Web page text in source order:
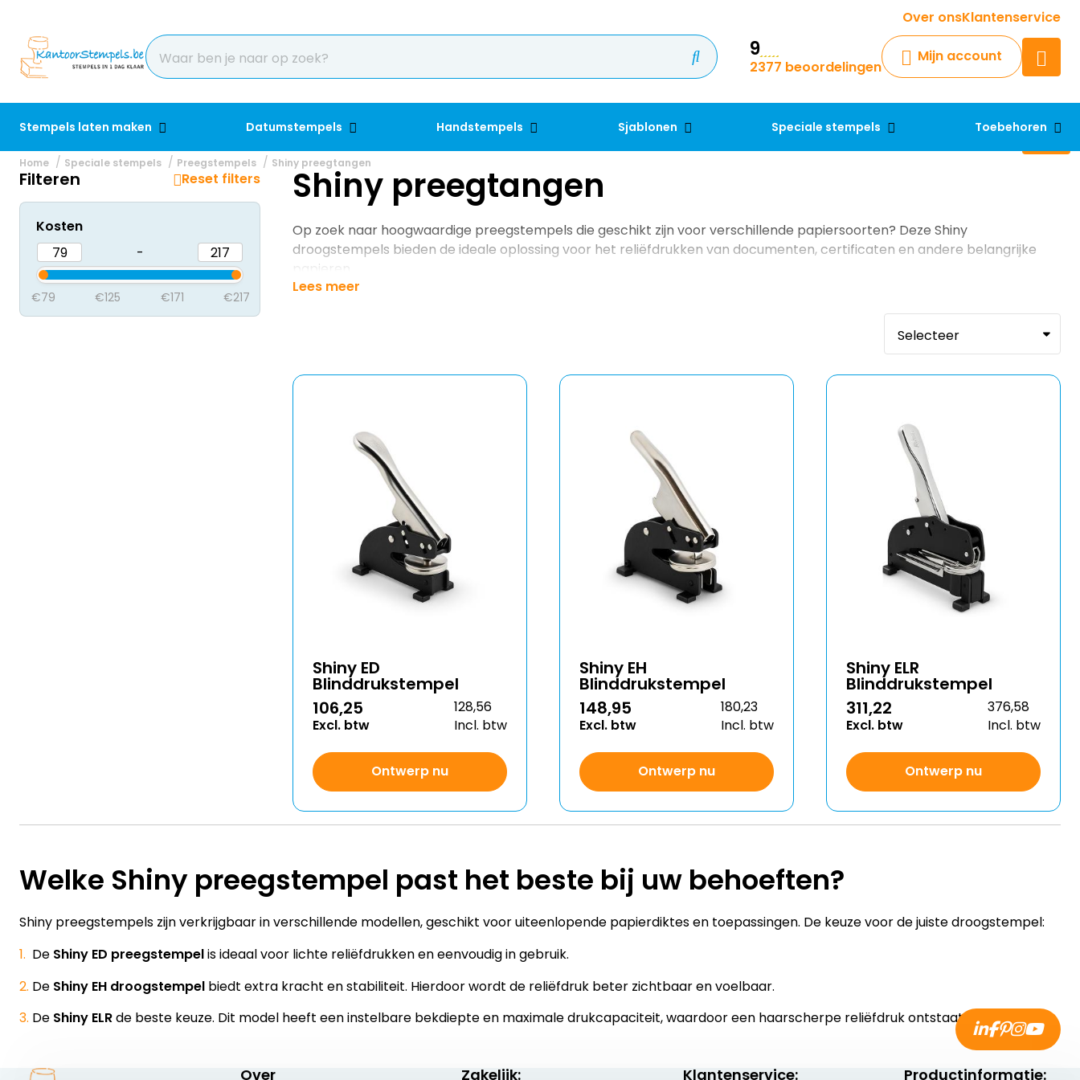
Over onsKlantenservice
9
2377 beoordelingen
Mijn account
Stempels laten maken Datumstempels Handstempels Sjablonen Speciale stempels Toebehoren
Krijg een antwoord op uw vraag
Chatbot
Chat 24/7 met onze chatbot
Contact
Home Speciale stempels Preegstempels Shiny preegtangen
Shiny preegtangen
Op zoek naar hoogwaardige preegstempels die geschikt zijn voor verschillende papiersoorten? Deze Shiny
droogstempels bieden de ideale oplossing voor het reliëfdrukken van documenten, certificaten en andere belangrijke
papieren.
Lees meer
Shiny ED
Blinddrukstempel
106,25
Excl. btw
128,56
Incl. btw
Ontwerp nu
Shiny EH
Blinddrukstempel
148,95
Excl. btw
180,23
Incl. btw
Ontwerp nu
Shiny ELR
Blinddrukstempel
311,22
Excl. btw
376,58
Incl. btw
Ontwerp nu
Filteren Reset filters
Kosten
-
€79 €125 €171 €217
Welke Shiny preegstempel past het beste bij uw behoeften?
Shiny preegstempels zijn verkrijgbaar in verschillende modellen, geschikt voor uiteenlopende papierdiktes en toepassingen. De keuze voor de juiste droogstempel:
De Shiny ED preegstempelis ideaal voor lichte reliëfdrukken en eenvoudig in gebruik.
De Shiny EH droogstempel biedt extra kracht en stabiliteit. Hierdoor wordt de reliëfdruk beter zichtbaar en voelbaar.
De Shiny ELRde beste keuze. Dit model heeft een instelbare bekdiepte en maximale drukcapaciteit, waardoor een haarscherpe reliëfdruk ontstaat.
Over Zakelijk: Klantenservice: Productinformatie: